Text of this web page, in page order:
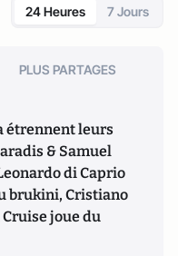
24 Heures 7 Jours
PLUS PARTAGES
étrennent leurs
& Samuel
di Caprio
brukini, Cristiano
joue du